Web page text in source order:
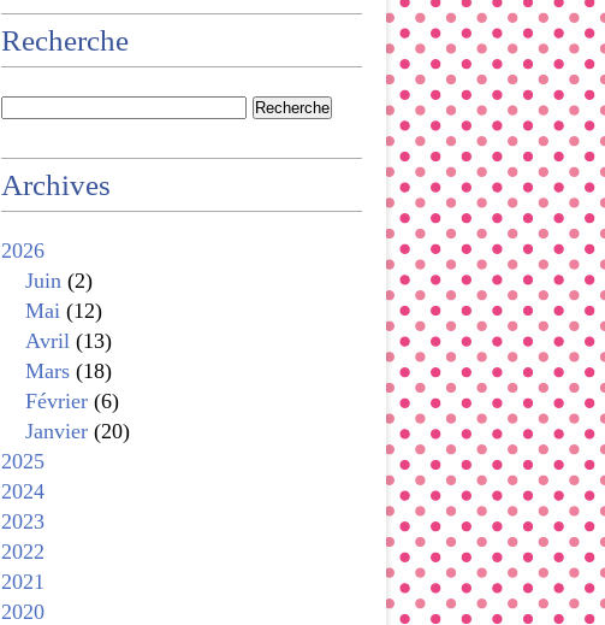
Recherche
Archives
2026
Juin (2)
Mai (12)
Avril (13)
Mars (18)
Février (6)
Janvier (20)
2025
2024
2023
2022
2021
2020